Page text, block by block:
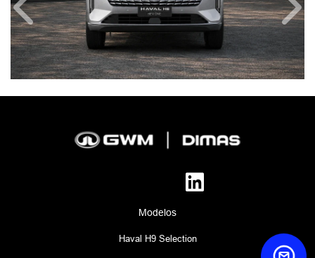
Anterior
Modelos
Haval H9 Selection